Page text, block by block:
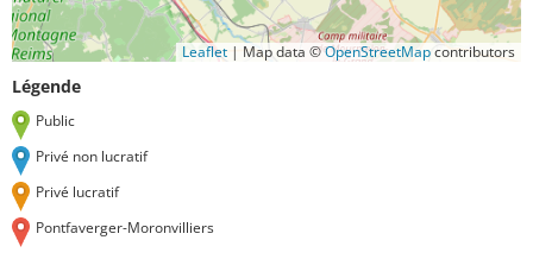
Leaflet | Map data ©OpenStreetMapcontributors
Légende
Public
Privé non lucratif
Privé lucratif
Pontfaverger-Moronvilliers